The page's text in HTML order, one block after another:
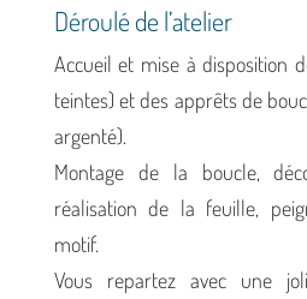
Déroulé de l’atelier
Accueil et mise à disposition
teintes) et des apprêts de
argenté).
Montage de la boucle,
réalisation de la feuille,
motif.
Vous repartez avec une